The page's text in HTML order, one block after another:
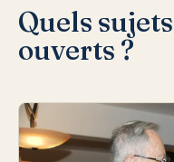
Quels
ouverts ?